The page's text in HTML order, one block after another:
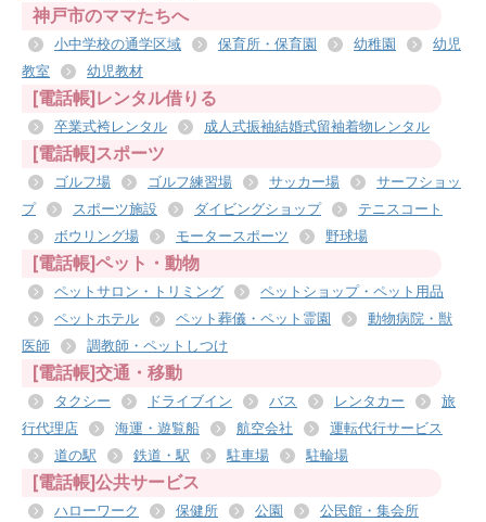
神戸市のママたちへ
小中学校の通学区域 保育所・保育園 幼稚園
幼児
教室
幼児教材
[電話帳]レンタル借りる
卒業式袴レンタル 成人式振袖結婚式留袖着物レンタル
[電話帳]スポーツ
ゴルフ場 ゴルフ練習場 サッカー場
サーフショッ
プ
スポーツ施設 ダイビングショップ
テニスコート
ボウリング場
モータースポーツ 野球場
[電話帳]ペット・動物
ペットサロン・トリミング
ペットショップ・ペット用品
ペットホテル
ペット葬儀・ペット霊園
動物病院・獣
医師
調教師・ペットしつけ
[電話帳]交通・移動
タクシー ドライブイン バス レンタカー
旅
行代理店
海運・遊覧船 航空会社
運転代行サービス
道の駅
鉄道・駅 駐車場 駐輪場
[電話帳]公共サービス
ハローワーク 保健所 公園 公民館・集会所